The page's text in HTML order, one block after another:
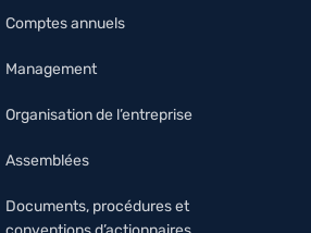
Comptes annuels
Management
Organisation de l’entreprise
Assemblées
Documents, procédures et